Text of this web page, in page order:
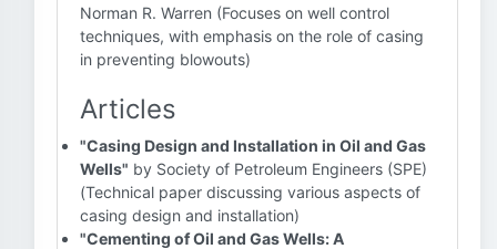
Norman R. Warren (Focuses on well control
techniques, with emphasis on the role of casing
in preventing blowouts)
Articles
"Casing Design and Installation in Oil and Gas
Wells" by Society of Petroleum Engineers (SPE)
(Technical paper discussing various aspects of
casing design and installation)
"Cementing of Oil and Gas Wells: A